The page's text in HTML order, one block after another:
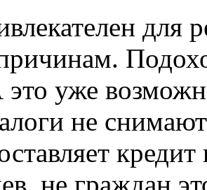
для
уже
не
не граждан